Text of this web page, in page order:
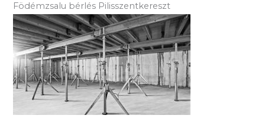
Födémzsalu bérlés Pilisszentkereszt